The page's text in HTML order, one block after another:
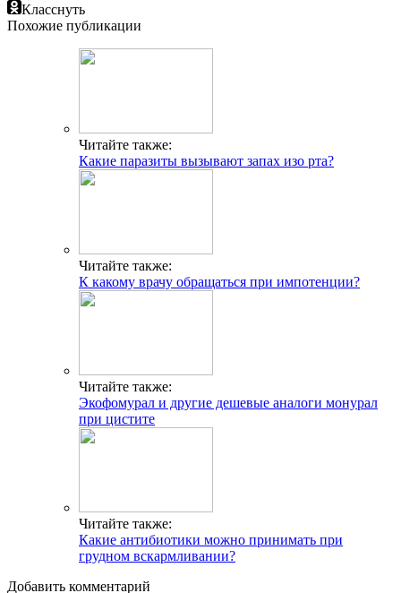
Класснуть
Похожие публикации
Читайте также:
Какие паразиты вызывают запах изо рта?
Читайте также:
К какому врачу обращаться при импотенции?
Читайте также:
Экофомурал и другие дешевые аналоги монурал
при цистите
Читайте также:
Какие антибиотики можно принимать при
грудном вскармливании?
Добавить комментарий